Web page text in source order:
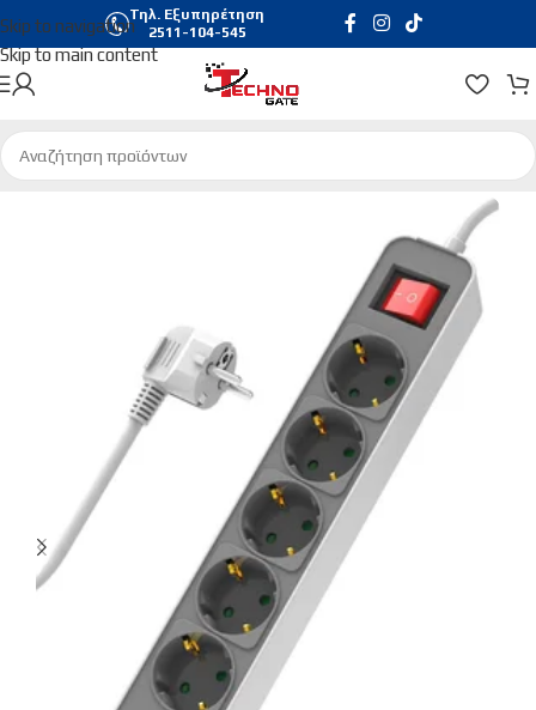
Skip to navigation
Skip to main content
Τηλ. Εξυπηρέτηση
2511-104-545
Αρχική σελίδα/Ασφάλεια Η/Υ/Πολύπριζα - Πρίζες | Αντάπτορες